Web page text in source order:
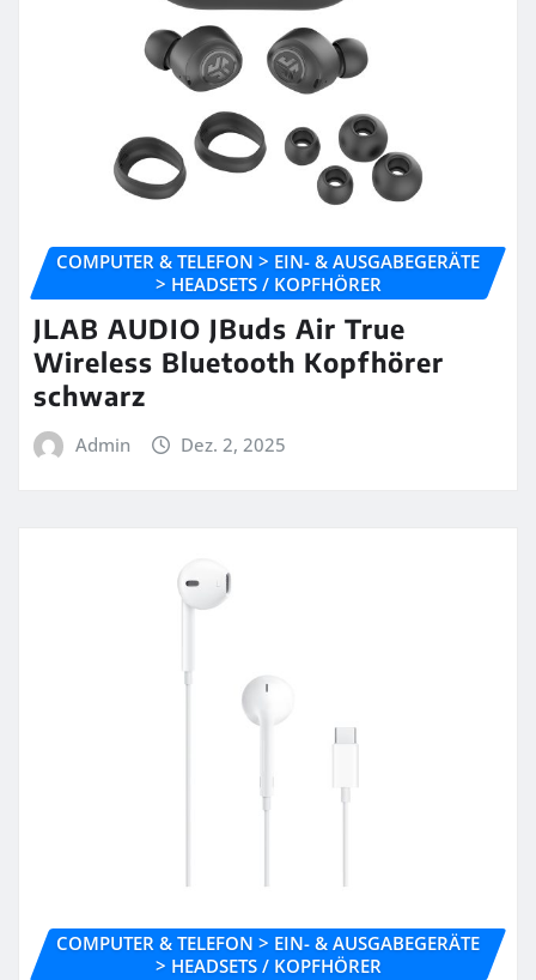
COMPUTER & TELEFON > EIN- & AUSGABEGERÄTE
> HEADSETS / KOPFHÖRER
JLAB AUDIO JBuds Air True
Wireless Bluetooth Kopfhörer
schwarz
Admin Dez. 2, 2025
COMPUTER & TELEFON > EIN- & AUSGABEGERÄTE
> HEADSETS / KOPFHÖRER